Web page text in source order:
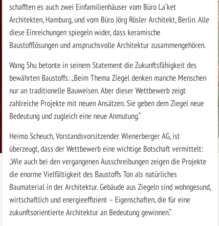
schafften es auch zwei Einfamilienhäuser vom Büro La‘ket
Architekten, Hamburg, und vom Büro Jörg Rösler Architekt, Berlin. Alle
diese Einreichungen spiegeln wider, dass keramische
Baustofflösungen und anspruchsvolle Architektur zusammengehören.
Wang Shu betonte in seinem Statement die Zukunftsfähigkeit des
bewährten Baustoffs: „Beim Thema Ziegel denken manche Menschen
nur an traditionelle Bauweisen. Aber dieser Wettbewerb zeigt
zahlreiche Projekte mit neuen Ansätzen. Sie geben dem Ziegel neue
Bedeutung und zugleich eine neue Anmutung.“
Heimo Scheuch, Vorstandsvorsitzender Wienerberger AG, ist
überzeugt, dass der Wettbewerb eine wichtige Botschaft vermittelt:
„Wie auch bei den vergangenen Ausschreibungen zeigen die Projekte
die enorme Vielfältigkeit des Baustoffs Ton als natürliches
Baumaterial in der Architektur. Gebäude aus Ziegeln sind wohngesund,
wirtschaftlich und energieeffizient – Eigenschaften, die für eine
zukunftsorientierte Architektur an Bedeutung gewinnen.“